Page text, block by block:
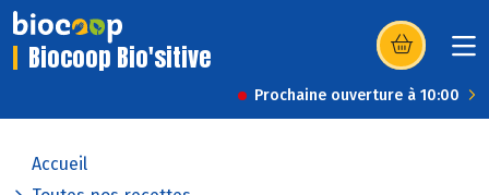
Biocoop Bio'sitive (s’ouvre dans
Prochaine ouverture à 10:00
Accueil